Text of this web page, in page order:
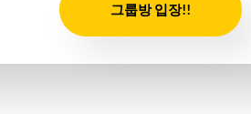
그룹방 입장!!